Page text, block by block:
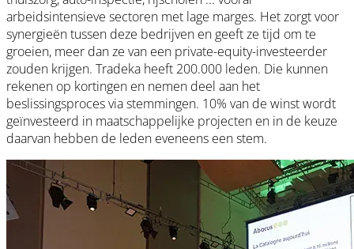
arbeidsintensieve sectoren met lage marges. Het zorgt voor
synergieën tussen deze bedrijven en geeft ze tijd om te
groeien, meer dan ze van een private-equity-investeerder
zouden krijgen. Tradeka heeft 200.000 leden. Die kunnen
rekenen op kortingen en nemen deel aan het
beslissingsproces via stemmingen. 10% van de winst wordt
geïnvesteerd in maatschappelijke projecten en in de keuze
daarvan hebben de leden eveneens een stem.